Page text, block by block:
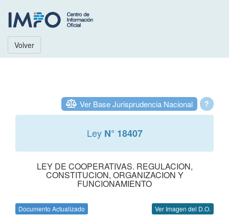
Volver
?
Ver Base Jurisprudencia Nacional
Ley N° 18407
LEY DE COOPERATIVAS. REGULACION,
CONSTITUCION, ORGANIZACION Y
FUNCIONAMIENTO
Documento Actualizado Ver Imagen del D.O.